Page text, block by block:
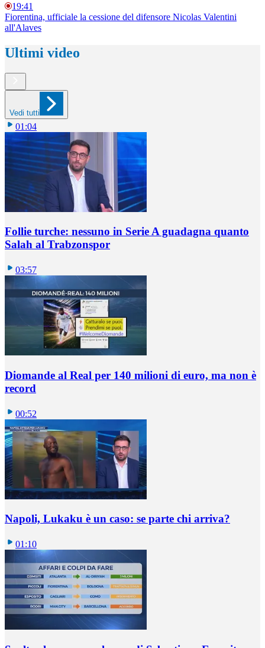
19:41
Fiorentina, ufficiale la cessione del difensore Nicolas Valentini
all'Alaves
Ultimi video
Vedi tutti
01:04
Follie turche: nessuno in Serie A guadagna quanto
Salah al Trabzonspor
03:57
Diomande al Real per 140 milioni di euro, ma non è
record
00:52
Napoli, Lukaku è un caso: se parte chi arriva?
01:10